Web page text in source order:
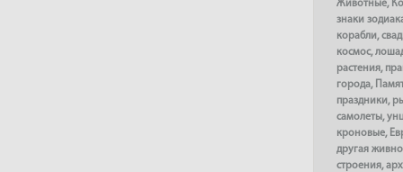
Животные,
знаки
корабли,
космос,
растения,
города,
праздники,
самолеты,
кроновые,
другая
строения,